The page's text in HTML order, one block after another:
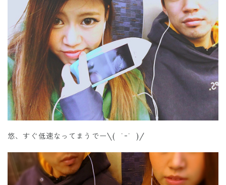
悠、すぐ低速なってまうでー\( ˙-˙ )/